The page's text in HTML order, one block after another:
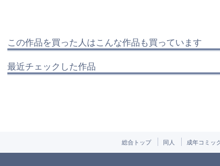
この作品を買った人はこんな作品も買っています
最近チェックした作品
総合トップ 同人 成年コミッ